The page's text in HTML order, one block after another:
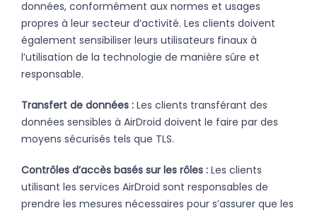
données, conformément aux normes et usages
propres à leur secteur d’activité. Les clients doivent
également sensibiliser leurs utilisateurs finaux à
l’utilisation de la technologie de manière sûre et
responsable.
Transfert de données : Les clients transférant des
données sensibles à AirDroid doivent le faire par des
moyens sécurisés tels que TLS.
Contrôles d’accès basés sur les rôles : Les clients
utilisant les services AirDroid sont responsables de
prendre les mesures nécessaires pour s’assurer que les